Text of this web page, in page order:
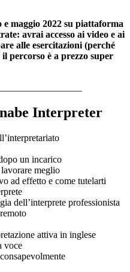
maggio 2022 su piattaforma
avrai accesso ai video e ai
alle esercitazioni (perché
percorso è a prezzo super
Interpreter
un incarico
meglio
ad effetto e come tutelarti
dell’interprete professionista
attiva in inglese
voce